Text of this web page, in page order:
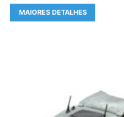
MAIORES DETALHES